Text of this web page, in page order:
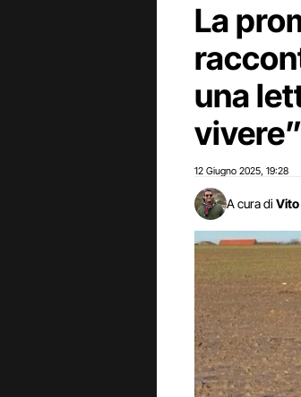
La
una
vivere”
12 Giugno 2025 19:28
A cura di